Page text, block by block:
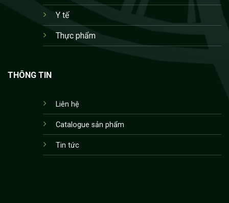
Y tế
Thực phẩm
THÔNG TIN
Liên hệ
Catalogue sản phẩm
Tin tức